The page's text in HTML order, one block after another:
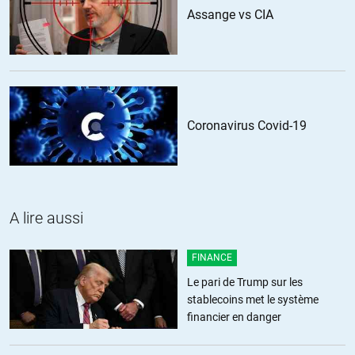
Non l’enquête n’a pas commencée puisque la justice n’a pas
encore était saisie (Macron contrôle la justice) , seul à ma
connaissance ANTICOR a saisi la justice sur ce dossier d’ Alstom
millions d’euros ne sont pas rentrés dans les caisses de l’état.
Il est vrai que notre justice est plus rapide quand il s’agit de
costumes ou de cacahuètes
Ce dossier sent très mauvais espérons que quelques Bayard se
réveilleront pour arrêter la dilapidation stratégique et industrielle
Mais ça, tout le monde s’en fout tant qu’on promet un âge de la
retraite hypothétique satisfaisant (en supposant qu’il n’y aura
pas d’effondrement économique avant). Personne n’était dans
la rue à ce moment là, comme si ça ne concernait personne et
n’avait pas d’impact à moyen terme pour nous.
Assange vs CIA
Coronavirus Covid-19
A lire aussi
FINANCE
Le pari de Trump sur les
stablecoins met le système
financier en danger